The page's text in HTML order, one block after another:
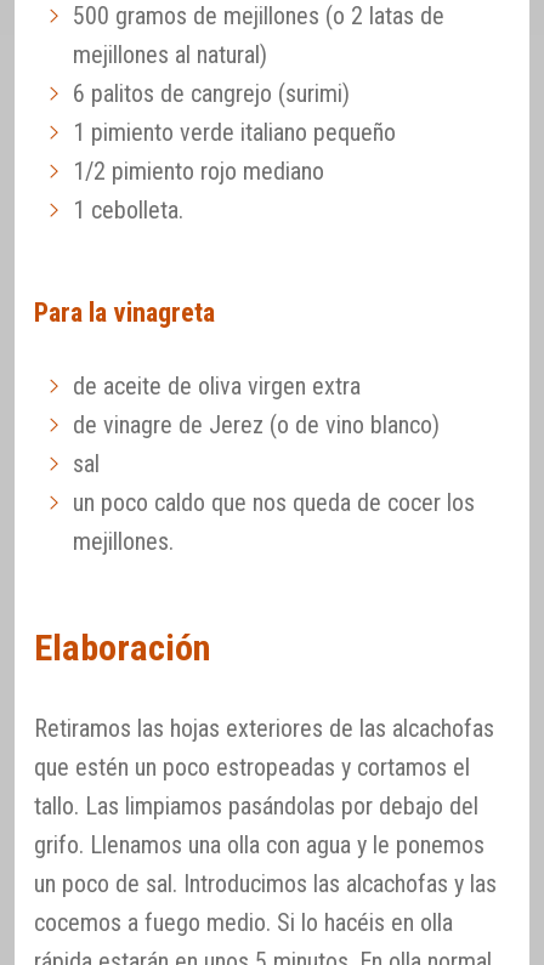
500 gramos de mejillones (o 2 latas de
mejillones al natural)
6 palitos de cangrejo (surimi)
1 pimiento verde italiano pequeño
1/2 pimiento rojo mediano
1 cebolleta.
Para la vinagreta
de aceite de oliva virgen extra
de vinagre de Jerez (o de vino blanco)
sal
un poco caldo que nos queda de cocer los
mejillones.
Elaboración
Retiramos las hojas exteriores de las alcachofas
que estén un poco estropeadas y cortamos el
tallo. Las limpiamos pasándolas por debajo del
grifo. Llenamos una olla con agua y le ponemos
un poco de sal. Introducimos las alcachofas y las
cocemos a fuego medio. Si lo hacéis en olla